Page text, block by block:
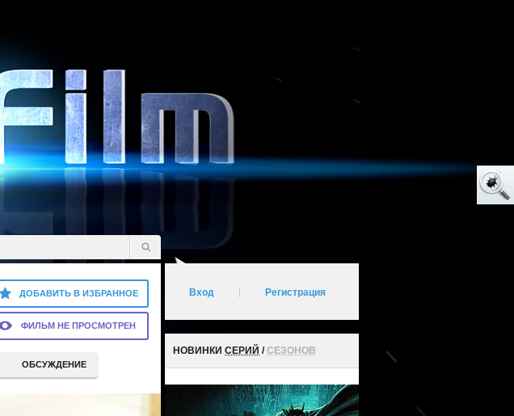
ДОБАВИТЬ В ИЗБРАННОЕ
ФИЛЬМ НЕ ПРОСМОТРЕН
ОБСУЖДЕНИЕ
Вход Регистрация
НОВИНКИ СЕРИЙ /СЕЗОНОВ